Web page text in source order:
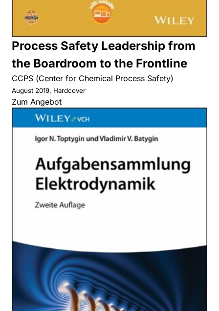
Process Safety Leadership from
the Boardroom to the Frontline
CCPS (Center for Chemical Process Safety)
August 2019, Hardcover
Zum Angebot